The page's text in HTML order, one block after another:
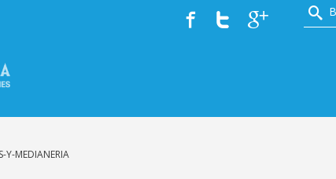
SERVICIOS PRODUCTOS
Y-MEDIANERIA